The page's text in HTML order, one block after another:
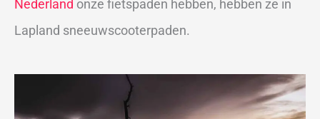
Nederland onze fietspaden hebben, hebben ze in
Lapland sneeuwscooterpaden.